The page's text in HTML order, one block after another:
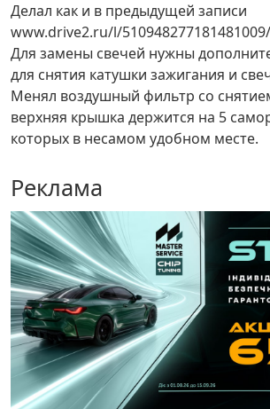
Делал как и в предыдущей записи
www.drive2.ru/l/510948277181481009/
Для замены свечей нужны
для снятия катушки зажигания и
Менял воздушный фильтр со
верхняя крышка держится на 5
которых в несамом удобном месте.
Реклама